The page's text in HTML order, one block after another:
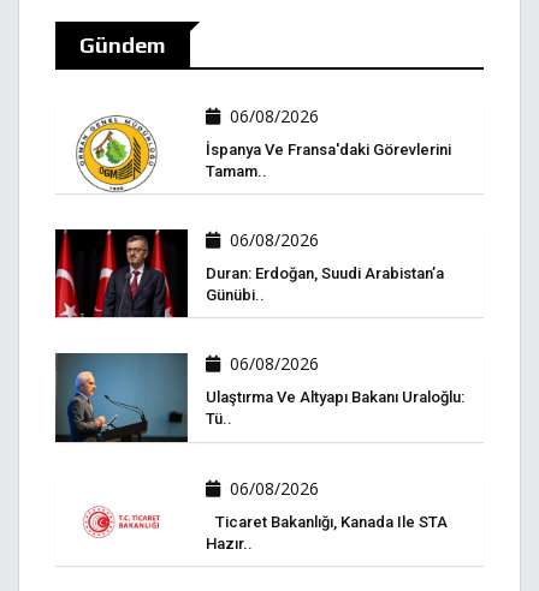
Gündem
06/08/2026
İspanya Ve Fransa'daki Görevlerini
Tamam..
06/08/2026
Duran: Erdoğan, Suudi Arabistan’a
Günübi..
06/08/2026
Ulaştırma Ve Altyapı Bakanı Uraloğlu:
Tü..
06/08/2026
Ticaret Bakanlığı, Kanada Ile STA
Hazır..